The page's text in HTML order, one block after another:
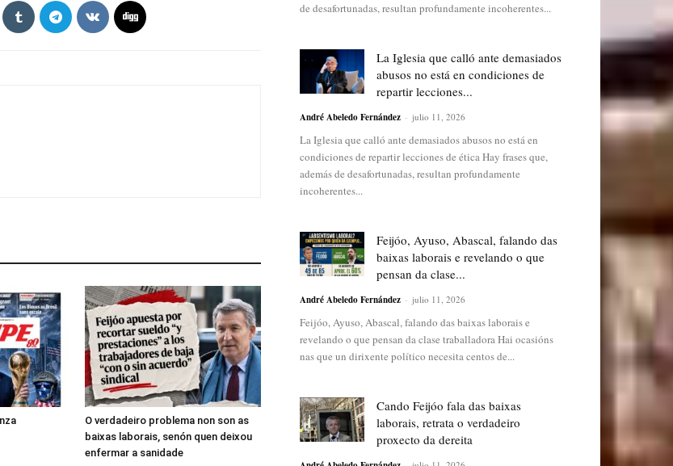
O verdadeiro problema non son as
baixas laborais, senón quen deixou
enfermar a sanidade
de desafortunadas, resultan profundamente incoherentes...
La Iglesia que calló ante demasiados
abusos no está en condiciones de
repartir lecciones...
André Abeledo Fernández - julio 11, 2026
La Iglesia que calló ante demasiados abusos no está en
condiciones de repartir lecciones de ética Hay frases que,
además de desafortunadas, resultan profundamente
incoherentes...
Feijóo, Ayuso, Abascal, falando das
baixas laborais e revelando o que
pensan da clase...
André Abeledo Fernández - julio 11, 2026
Feijóo, Ayuso, Abascal, falando das baixas laborais e
revelando o que pensan da clase traballadora Hai ocasións
nas que un dirixente político necesita centos de...
Cando Feijóo fala das baixas
laborais, retrata o verdadeiro
proxecto da dereita